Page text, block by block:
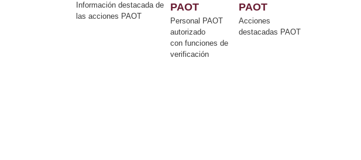
Información destacada de
las acciones PAOT
PAOT
Personal PAOT
autorizado
con funciones de
verificación
PAOT
Acciones
destacadas PAOT